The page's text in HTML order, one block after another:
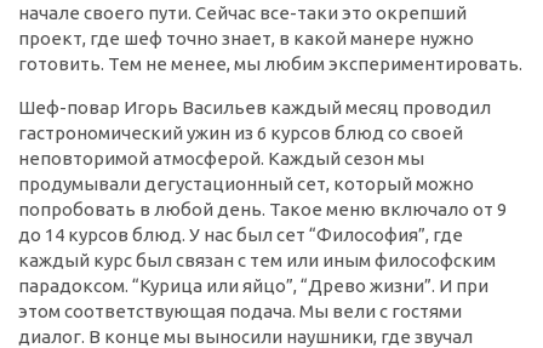
начале своего пути. Сейчас все-таки это окрепший
проект, где шеф точно знает, в какой манере нужно
готовить. Тем не менее, мы любим экспериментировать.
Шеф-повар Игорь Васильев каждый месяц проводил
гастрономический ужин из 6 курсов блюд со своей
неповторимой атмосферой. Каждый сезон мы
продумывали дегустационный сет, который можно
попробовать в любой день. Такое меню включало от 9
до 14 курсов блюд. У нас был сет “Философия”, где
каждый курс был связан с тем или иным философским
парадоксом. “Курица или яйцо”, “Древо жизни”. И при
этом соответствующая подача. Мы вели с гостями
диалог. В конце мы выносили наушники, где звучал